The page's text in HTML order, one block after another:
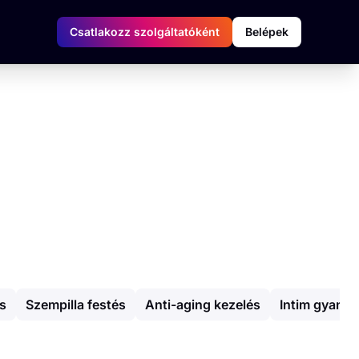
Csatlakozz szolgáltatóként Belépek
Szempilla festés Anti-aging kezelés Intim